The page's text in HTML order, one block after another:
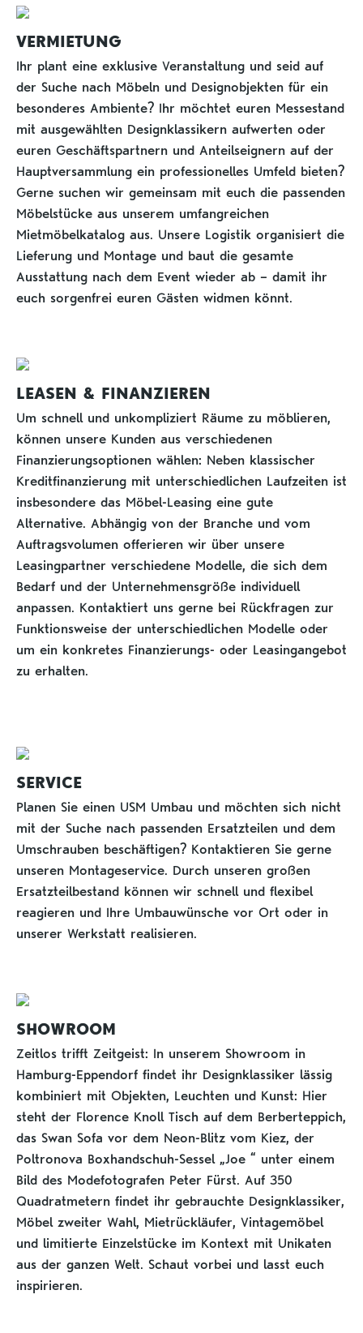
VERMIETUNG
Ihr plant eine exklusive Veranstaltung und seid auf
der Suche nach Möbeln und Designobjekten für ein
besonderes Ambiente? Ihr möchtet euren Messestand
mit ausgewählten Designklassikern aufwerten oder
euren Geschäftspartnern und Anteilseignern auf der
Hauptversammlung ein professionelles Umfeld bieten?
Gerne suchen wir gemeinsam mit euch die passenden
Möbelstücke aus unserem umfangreichen
Mietmöbelkatalog aus. Unsere Logistik organisiert die
Lieferung und Montage und baut die gesamte
Ausstattung nach dem Event wieder ab – damit ihr
euch sorgenfrei euren Gästen widmen könnt.
LEASEN & FINANZIEREN
Um schnell und unkompliziert Räume zu möblieren,
können unsere Kunden aus verschiedenen
Finanzierungsoptionen wählen: Neben klassischer
Kreditfinanzierung mit unterschiedlichen Laufzeiten ist
insbesondere das Möbel-Leasing eine gute
Alternative. Abhängig von der Branche und vom
Auftragsvolumen offerieren wir über unsere
Leasingpartner verschiedene Modelle, die sich dem
Bedarf und der Unternehmensgröße individuell
anpassen. Kontaktiert uns gerne bei Rückfragen zur
Funktionsweise der unterschiedlichen Modelle oder
um ein konkretes Finanzierungs- oder Leasingangebot
zu erhalten.
SERVICE
Planen Sie einen USM Umbau und möchten sich nicht
mit der Suche nach passenden Ersatzteilen und dem
Umschrauben beschäftigen? Kontaktieren Sie gerne
unseren Montageservice. Durch unseren großen
Ersatzteilbestand können wir schnell und flexibel
reagieren und Ihre Umbauwünsche vor Ort oder in
unserer Werkstatt realisieren.
SHOWROOM
Zeitlos trifft Zeitgeist: In unserem Showroom in
Hamburg-Eppendorf findet ihr Designklassiker lässig
kombiniert mit Objekten, Leuchten und Kunst: Hier
steht der Florence Knoll Tisch auf dem Berberteppich,
das Swan Sofa vor dem Neon-Blitz vom Kiez, der
Poltronova Boxhandschuh-Sessel „Joe “ unter einem
Bild des Modefotografen Peter Fürst. Auf 350
Quadratmetern findet ihr gebrauchte Designklassiker,
Möbel zweiter Wahl, Mietrückläufer, Vintagemöbel
und limitierte Einzelstücke im Kontext mit Unikaten
aus der ganzen Welt. Schaut vorbei und lasst euch
inspirieren.